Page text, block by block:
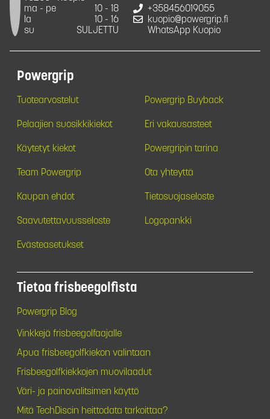
ma - pe
10 - 18
la
10 - 16
su
SULJETTU
+358456019055
kuopio@powergrip.fi
WhatsApp Kuopio
Powergrip
Tuotearvostelut Powergrip Buyback
Pelaajien suosikkikiekot Eri vakausasteet
Käytetyt kiekot Powergripin tarina
Team Powergrip Ota yhteyttä
Kaupan ehdot Tietosuojaseloste
Saavutettavuusseloste Logopankki
Evästeasetukset
Tietoa frisbeegolfista
Powergrip Blog
Vinkkejä frisbeegolfaajalle
Apua frisbeegolfkiekon valintaan
Frisbeegolfkiekkojen muovilaadut
Väri- ja painovalitsimen käyttö
Mitä TechDiscin heittodata tarkoittaa?